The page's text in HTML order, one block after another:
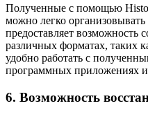
Полученные с помощью
можно легко
предоставляет возможность
различных форматах, таких
удобно работать с
программных приложениях
6. Возможность